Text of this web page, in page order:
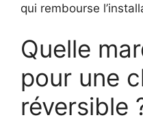
qui rembourse
Quelle
pour une
réversible